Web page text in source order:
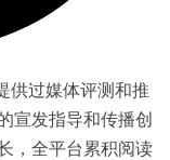
供过媒体评测和推
宣发指导和传播创
，全平台累积阅读